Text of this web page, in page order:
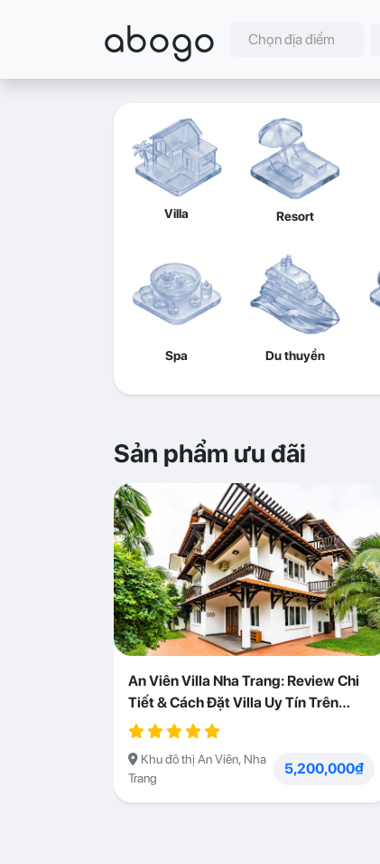
abogo Chọn địa điểm
Villa Resort
Spa Du thuyền
Sản phẩm ưu đãi
An Viên Villa Nha Trang: Review Chi
Tiết & Cách Đặt Villa Uy Tín Trên
Abogo
Khu đô thị An Viên, Nha
Trang
5,200,000₫